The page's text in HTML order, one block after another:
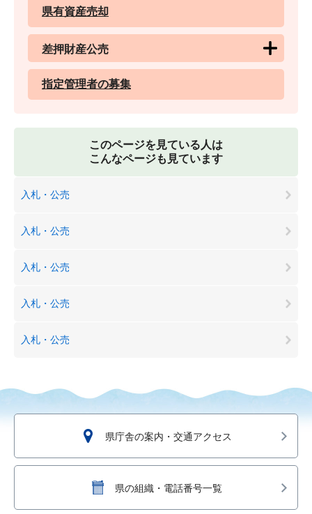
県有資産売却
差押財産公売
指定管理者の募集
このページを見ている人は
こんなページも見ています
入札・公売
入札・公売
入札・公売
入札・公売
入札・公売
県庁舎の案内・交通アクセス
県の組織・電話番号一覧